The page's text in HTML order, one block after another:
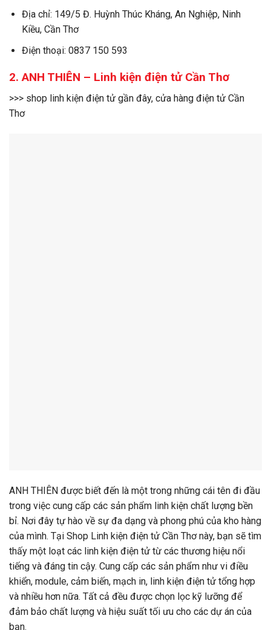
Địa chỉ: 149/5 Đ. Huỳnh Thúc Kháng, An Nghiệp, Ninh
Kiều, Cần Thơ
Điện thoại: 0837 150 593
2. ANH THIÊN – Linh kiện điện tử Cần Thơ
>>> shop linh kiện điện tử gần đây, cửa hàng điện tử Cần
Thơ
ANH THIÊN được biết đến là một trong những cái tên đi đầu
trong việc cung cấp các sản phẩm linh kiện chất lượng bền
bỉ. Nơi đây tự hào về sự đa dạng và phong phú của kho hàng
của mình. Tại Shop Linh kiện điện tử Cần Thơ này, bạn sẽ tìm
thấy một loạt các linh kiện điện tử từ các thương hiệu nổi
tiếng và đáng tin cậy. Cung cấp các sản phẩm như vi điều
khiển, module, cảm biến, mạch in, linh kiện điện tử tổng hợp
và nhiều hơn nữa. Tất cả đều được chọn lọc kỹ lưỡng để
đảm bảo chất lượng và hiệu suất tối ưu cho các dự án của
bạn.